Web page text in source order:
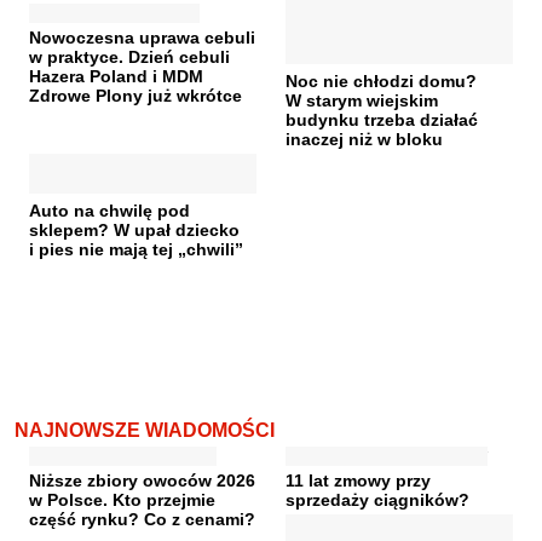
Nowoczesna uprawa cebuli
w praktyce. Dzień cebuli
Hazera Poland i MDM
Zdrowe Plony już wkrótce
Noc nie chłodzi domu?
W starym wiejskim
budynku trzeba działać
inaczej niż w bloku
Auto na chwilę pod
sklepem? W upał dziecko
i pies nie mają tej „chwili”
NAJNOWSZE WIADOMOŚCI
Niższe zbiory owoców 2026
w Polsce. Kto przejmie
część rynku? Co z cenami?
11 lat zmowy przy
sprzedaży ciągników?